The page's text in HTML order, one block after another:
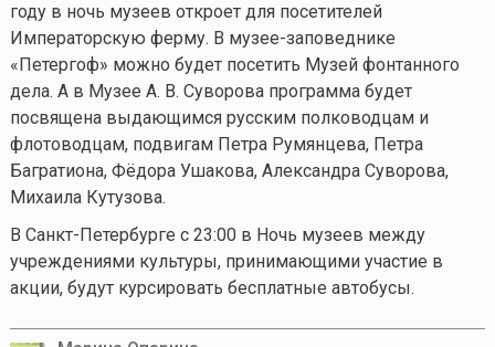
году в ночь музеев откроет для посетителей
Императорскую ферму. В музее-заповеднике
«Петергоф» можно будет посетить Музей фонтанного
дела. А в Музее А. В. Суворова программа будет
посвящена выдающимся русским полководцам и
флотоводцам, подвигам Петра Румянцева, Петра
Багратиона, Фёдора Ушакова, Александра Суворова,
Михаила Кутузова.
В Санкт-Петербурге с 23:00 в Ночь музеев между
учреждениями культуры, принимающими участие в
акции, будут курсировать бесплатные автобусы.